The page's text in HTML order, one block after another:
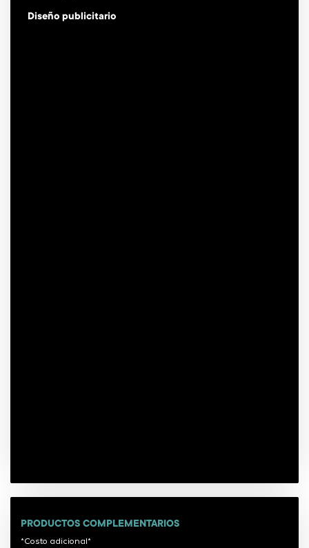
Diseño publicitario
PRODUCTOS COMPLEMENTARIOS
*Costo adicional*